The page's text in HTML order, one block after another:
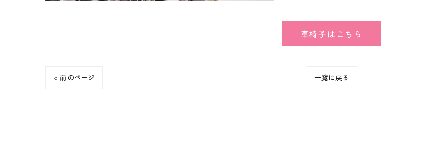
車椅子はこちら
< 前のページ 一覧に戻る